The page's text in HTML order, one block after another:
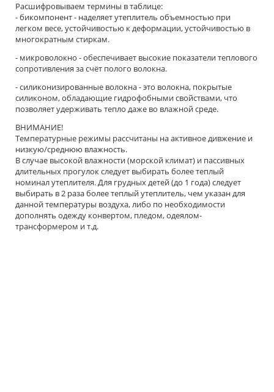
Расшифровываем термины в таблице:
- бикомпонент - наделяет утеплитель объемностью при
легком весе, устойчивостью к деформации, устойчивостью в
многократным стиркам.
- микроволокно - обеспечивает высокие показатели теплового
сопротивления за счёт полого волокна.
- силиконизированные волокна - это волокна, покрытые
силиконом, обладающие гидрофобными свойствами, что
позволяет удерживать тепло даже во влажной среде.
ВНИМАНИЕ!
Температурные режимы рассчитаны на активное дивжение и
низкую/среднюю влажность.
В случае высокой влажности (морской климат) и пассивных
длительных прогулок следует выбирать более теплый
номинал утеплителя. Для грудных детей (до 1 года) следует
выбирать в 2 раза более теплый утеплитель, чем указан для
данной температуры воздуха, либо по необходимости
дополнять одежду конвертом, пледом, одеялом-
трансформером и т.д.